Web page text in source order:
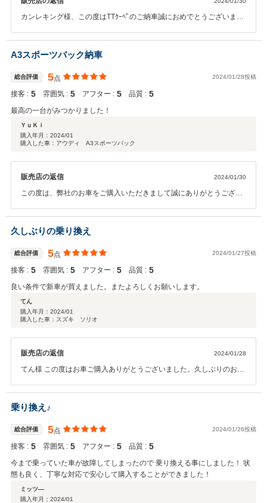
カンレキング様、この度はTTｸｰﾍﾟのご納車誠におめでとうございま
き誠にありがとうございました。引き続き カンレキング様のカーライ
フを全力でサポートさせて頂きますので末永いお付き合い宜しくお願
A3スポーツバック納車
総合評価 5点 2024/01/28投稿
接客 : 5 雰囲気 : 5 アフター : 5 品質 : 5
最高の一台がみつかりました！
ＹｕＫｉ
購入年月： 2024/01
購入した車：アウディ A3スポーツバック
販売店の返信 2024/01/30
この度は、弊社のお車をご購入いただきまして誠にありがとうござい
メンテナンスなどしっかりフォローさせて頂きますので、宜しくお願
い致します。ありがとうございました！！
久しぶりの乗り換え
総合評価 5点 2024/01/27投稿
接客 : 5 雰囲気 : 5 アフター : 5 品質 : 5
良い条件で新車が買えました。またよろしくお願いします。
てん
購入年月： 2024/01
購入した車：スズキ ソリオ
販売店の返信 2024/01/28
てん様 この度はお車ご購入ありがとうございました。久しぶりのお乗
ばお気楽にお尋ねください。ぜひご紹介もお待ちしております。安全
運転でカーライフをお楽しみください。ありがとうございました！！
乗り換え♪
総合評価 5点 2024/01/26投稿
接客 : 5 雰囲気 : 5 アフター : 5 品質 : 5
今まで乗っていた車が故障してしまったので 乗り換える事にしました！ 状
態も良く、丁寧な対応で安心して購入することができました！
ミッツ―
購入年月： 2024/01